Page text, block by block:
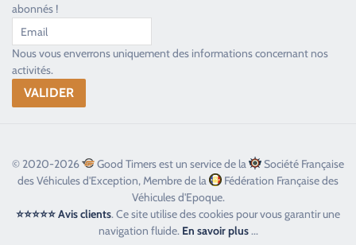
abonnés !
Nous vous enverrons uniquement des informations concernant nos
activités.
© 2020-2026 Good Timers est un service de la
Société Française
des Véhicules d'Exception, Membre de la
Fédération Française des
Véhicules d'Epoque.
⭐⭐⭐⭐⭐ Avis clients. Ce site utilise des cookies pour vous garantir une
navigation fluide. En savoir plus...